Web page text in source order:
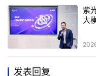
从上表我们可以看出
会减少30%的能源浪费
到9,000元。
紫
大
发表回复